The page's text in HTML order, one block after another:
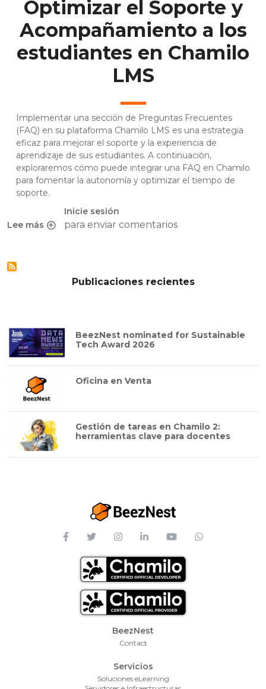
Optimizar el Soporte y
Acompañamiento a los
estudiantes en Chamilo
LMS
Lee más
sobre Optimizar el Soporte y Acompañamiento a los
Inicie sesión
para enviar comentarios
Implementar una sección de Preguntas Frecuentes
(FAQ) en su plataforma Chamilo LMS es una estrategia
eficaz para mejorar el soporte y la experiencia de
aprendizaje de sus estudiantes. A continuación,
exploraremos cómo puede integrar una FAQ en Chamilo
para fomentar la autonomía y optimizar el tiempo de
soporte.​
Publicaciones recientes
BeezNest nominated for Sustainable
Tech Award 2026
Oficina en Venta
Gestión de tareas en Chamilo 2:
herramientas clave para docentes
Footer Menu
BeezNest
Contact
Servicios
Soluciones eLearning